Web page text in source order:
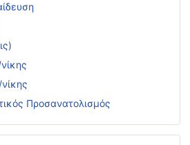
Προσανατολισμός